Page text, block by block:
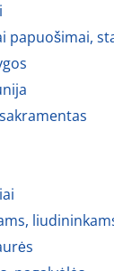
papuošimai,